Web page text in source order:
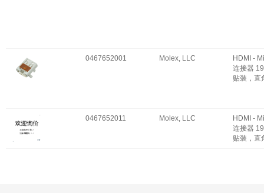
0467652001 Molex, LLC
HDMI -
连接器
贴装，直
0467652011 Molex, LLC
HDMI -
连接器
贴装，直